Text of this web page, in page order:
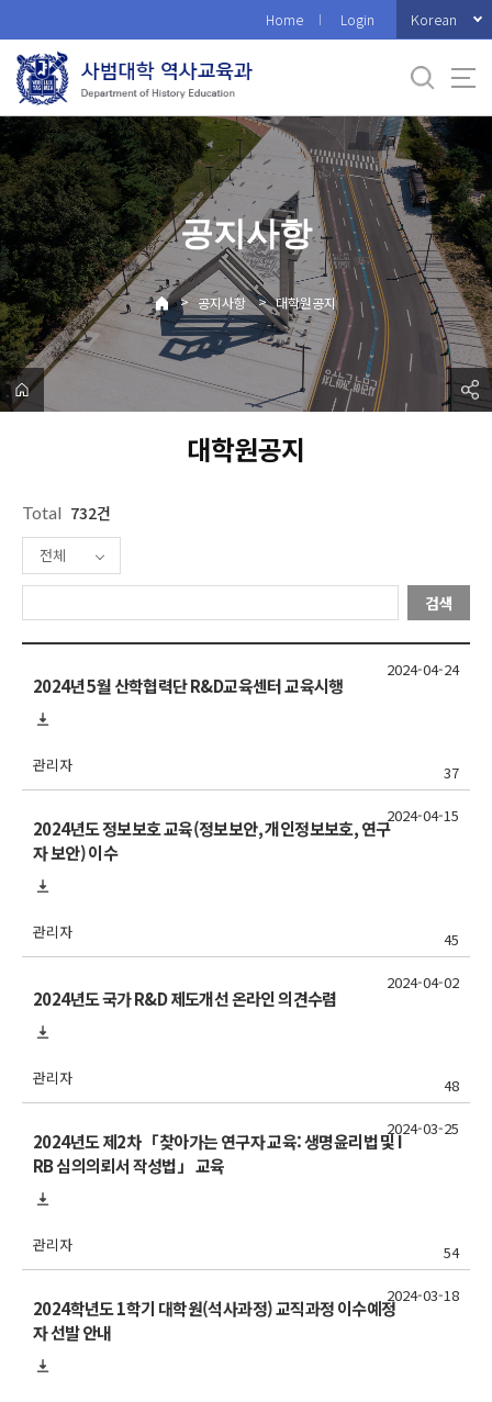
로
메
뉴
Home Login Korean
공지사항
> 공지사항 > 대학원공지
대학원공지
Total 732건
전체
검색
2024년 5월 산학협력단 R&D교육센터 교육시행
관리자 37
2024-04-24
2024년도 정보보호 교육(정보보안, 개인정보보호, 연구
자 보안) 이수
관리자 45
2024-04-15
2024년도 국가 R&D 제도개선 온라인 의견수렴
관리자 48
2024-04-02
2024년도 제2차 「찾아가는 연구자 교육: 생명윤리법 및 I
RB 심의의뢰서 작성법」 교육
관리자 54
2024-03-25
2024학년도 1학기 대학원(석사과정) 교직과정 이수예정
자 선발 안내
2024-03-18